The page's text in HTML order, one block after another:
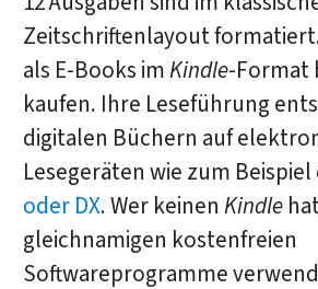
Zeitschriftenlayout
als E-Books imKindle-Format
kaufen. Ihre Leseführung
digitalen Büchern auf
Lesegeräten wie zum
oder DX. Wer keinen Kindle
gleichnamigen kostenfreien
Softwareprogramme